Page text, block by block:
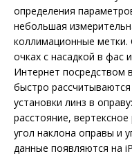
определения
небольшая
коллимационные
очках с насадкой в фас
Интернет посредством
быстро
установки линз в
расстояние,
угол наклона оправы и
данные появляются на